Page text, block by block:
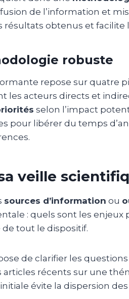
de l’information et
résultats obtenus et
robuste
repose sur quatre
les acteurs directs et
selon l’impact
pour libérer du temps
veille
sources d’information ou
: quels sont les enjeux
tout le dispositif.
de clarifier les
articles récents sur une
évite la dispersion